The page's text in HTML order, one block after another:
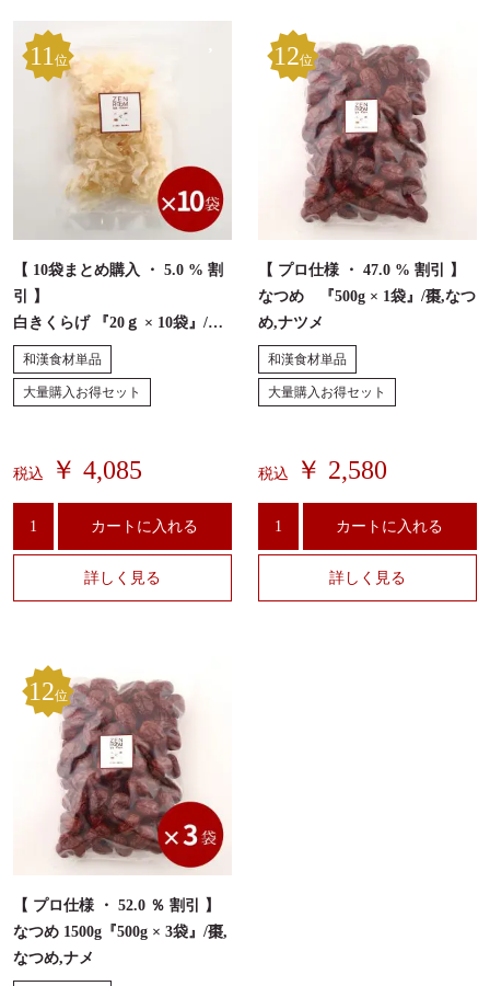
11 位
【 10袋まとめ購入 ・ 5.0 % 割
引 】
白きくらげ 『20ｇ × 10袋』/し
ろきくらげ,白木耳
和漢食材単品
大量購入お得セット
税込 ￥ 4,085
カートに入れる
詳しく見る
12位
【 プロ仕様 ・ 47.0 % 割引 】
なつめ 『500g × 1袋』/棗,なつ
め,ナツメ
和漢食材単品
大量購入お得セット
税込 ￥ 2,580
カートに入れる
詳しく見る
12位
【 プロ仕様 ・ 52.0 ％ 割引 】
なつめ 1500g『500g × 3袋』/棗,
なつめ,ナメ